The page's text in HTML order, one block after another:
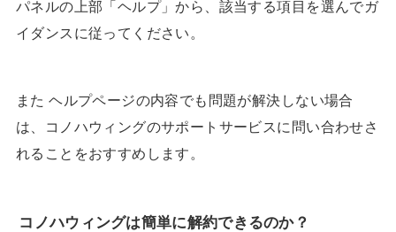
パネルの上部「ヘルプ」から、該当する項目を選んでガ
イダンスに従ってください。
また ヘルプページの内容でも問題が解決しない場合
は、コノハウィングのサポートサービスに問い合わせさ
れることをおすすめします。
コノハウィングは簡単に解約できるのか？